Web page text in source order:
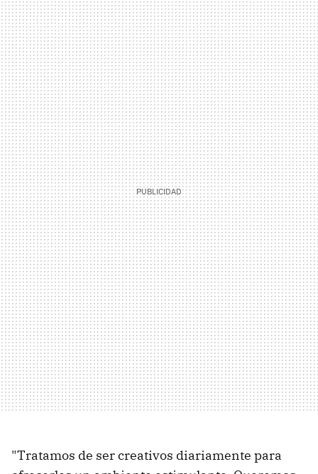
"Tratamos de ser creativos diariamente para